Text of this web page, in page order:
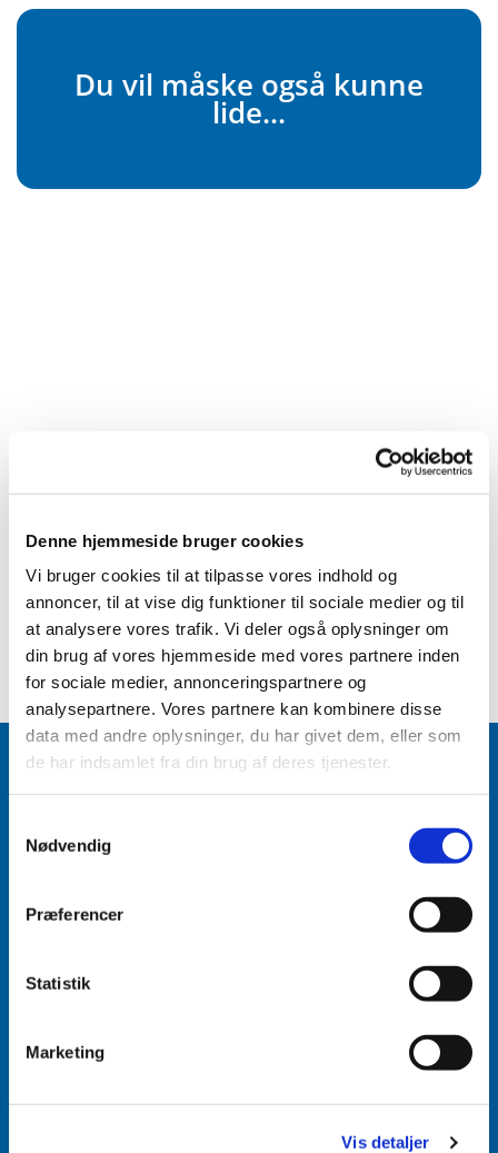
Denne hjemmeside bruger cookies
Vi bruger cookies til at tilpasse vores indhold og
annoncer, til at vise dig funktioner til sociale medier og til
at analysere vores trafik. Vi deler også oplysninger om
din brug af vores hjemmeside med vores partnere inden
for sociale medier, annonceringspartnere og
analysepartnere. Vores partnere kan kombinere disse
data med andre oplysninger, du har givet dem, eller som
de har indsamlet fra din brug af deres tjenester.
Nødvendig
Præferencer
Statistik
Marketing
Vis detaljer
Du vil måske også kunne
lide...
Accepter venligst marketingcookies for at se